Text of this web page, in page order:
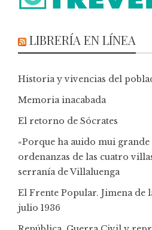
LIBRERÍA EN LÍNEA
Historia y vivencias del
Memoria inacabada
El retorno de Sócrates
«Porque ha auido mui
ordenanzas de las cuatro
serranía de Villaluenga
El Frente Popular. Jimena de
julio 1936